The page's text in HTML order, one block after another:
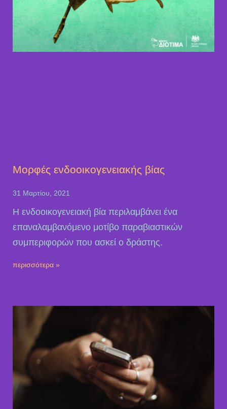
Μορφές ενδοοικογενειακής βίας
31 Μαρτίου, 2021
Η ενδοοικογενειακή βία περιλαμβάνει ένα
επαναλαμβανόμενο μοτίβο παραβιαστικών
συμπεριφορών που ασκεί ο δράστης.
περισσότερα »